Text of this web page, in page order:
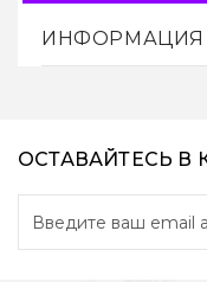
ИНФОРМАЦИЯ
ОСТАВАЙТЕСЬ В